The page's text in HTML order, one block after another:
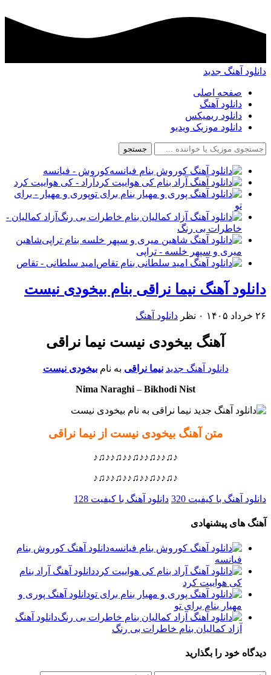
دانلود آهنگ جدید
صفحه اصلی
دانلود آهنگ
دانلود ریمیکس
دانلود موزیک ویدیو
جستجو
کوروش - فیانسه
آراد - کی هواییت کرد
پوری و مهیار - برای
تو
آزاد کمالیان -
خاطرات بی رنگ
شاهین
میری و سپهر خلسه - تراپی
امید سلطانی - تقاص
دانلود آهنگ نیما نراقی بنام بیخودی نیست
۲۶ خرداد ۱۴۰۵ ۰ نظر دانلود آهنگ
آهنگ بیخودی نیست نیما نراقی
دانلود آهنگ جدید نیما نراقی به نامبیخودی نیست
Nima Naraghi – Bikhodi Nist
متن آهنگ بیخودی نیست از نیما نراقی
♪♫♪♪♫♪♪♫♪♪♫♪♪♫♪
♪♫♪♪♫♪♪♫♪♪♫♪♪♫♪
دانلود آهنگ با کیفیت 320 دانلود آهنگ با کیفیت 128
آهنگ های پیشنهادی
دانلود آهنگ کوروش بنام
فیانسه
دانلود آهنگ آراد بنام
کی هواییت کرد
دانلود آهنگ پوری و
مهیار بنام برای تو
دانلود آهنگ
آزاد کمالیان بنام خاطرات بی رنگ
دیدگاه خود را بگذارید